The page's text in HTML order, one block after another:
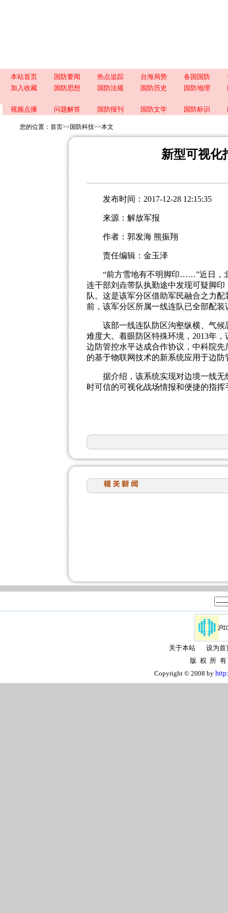
本站首页 国防要闻 热点追踪 台海局势 各国国防
加入收藏
国防思想 国防法规 国防历史 国防地理
视频点播 问题解答 国防报刊 国防文学 国防标识
您的位置： 首页>> 国防科技>>本文
新型可视化
发布时间：2017-12-28 12:15:35
来源：解放军报
作者：郭发海 熊振翔
责任编辑：金玉泽
“前方雪地有不明脚印……”近日，北
连干部刘垚带队执勤途中发现可疑脚
队。这是该军分区借助军民融合之力
前，该军分区所属一线连队已全部配装
该部一线连队防区沟壑纵横、气候
难度大。着眼防区特殊环境，2013年
边防管控水平达成合作协议，中科院
的基于物联网技术的新系统应用于边防
据介绍，该系统实现对边境一线无
时可信的可视化战场情报和便捷的指挥